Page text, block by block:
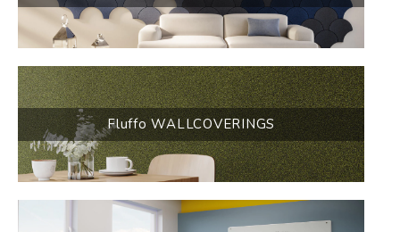
Fluffo WALLCOVERINGS